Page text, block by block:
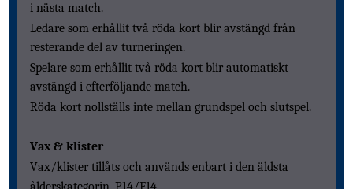
i nästa match.
Ledare som erhållit två röda kort blir avstängd från
resterande del av turneringen.
Spelare som erhållit två röda kort blir automatiskt
avstängd i efterföljande match.
Röda kort nollställs inte mellan grundspel och slutspel.
Vax & klister
Vax/klister tillåts och används enbart i den äldsta